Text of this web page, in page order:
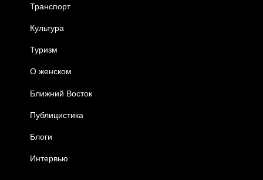
Транспорт
Культура
Туризм
О женском
Ближний Восток
Публицистика
Блоги
Интервью